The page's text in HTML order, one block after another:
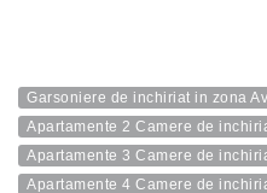
Garsoniere de inchiriat in zona
Apartamente 2 Camere de
Apartamente 3 Camere de
Apartamente 4 Camere de